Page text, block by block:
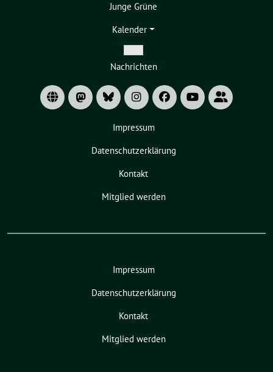
Untermenü
Junge Grüne
Kalender
Zeige
Untermenü
Nachrichten
Impressum
Datenschutzerklärung
Kontakt
Mitglied werden
Impressum
Datenschutzerklärung
Kontakt
Mitglied werden